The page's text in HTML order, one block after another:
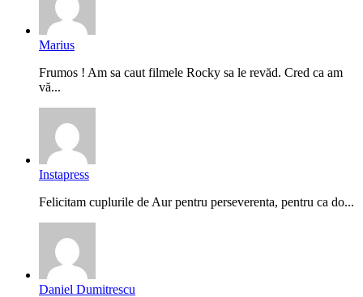
Marius
Frumos ! Am sa caut filmele Rocky sa le revăd. Cred ca am
vă...
Instapress
Felicitam cuplurile de Aur pentru perseverenta, pentru ca do...
Daniel Dumitrescu